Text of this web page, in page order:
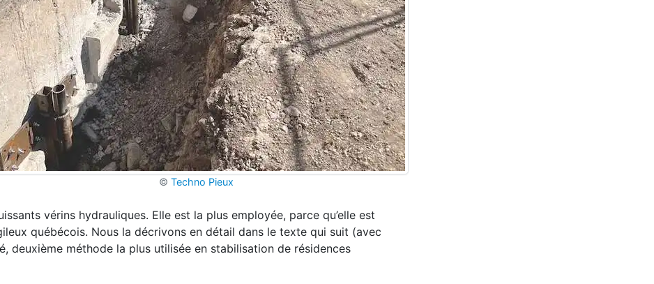
© Techno Pieux
vérins hydrauliques. Elle est la plus employée, parce qu’elle est
québécois. Nous la décrivons en détail dans le texte qui suit (avec
deuxième méthode la plus utilisée en stabilisation de résidences